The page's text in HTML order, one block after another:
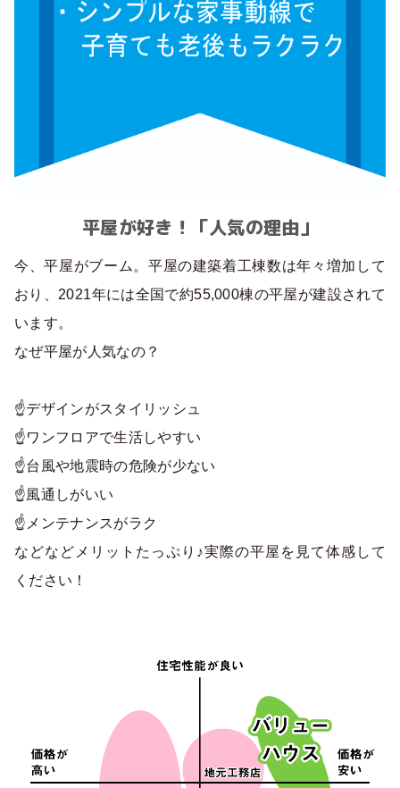
平屋が好き！「人気の理由」
今、平屋がブーム。平屋の建築着工棟数は年々増加して
おり、2021年には全国で約55,000棟の平屋が建設されて
います。
なぜ平屋が人気なの？
☝デザインがスタイリッシュ
☝ワンフロアで生活しやすい
☝台風や地震時の危険が少ない
☝風通しがいい
☝メンテナンスがラク
などなどメリットたっぷり♪実際の平屋を見て体感して
ください！